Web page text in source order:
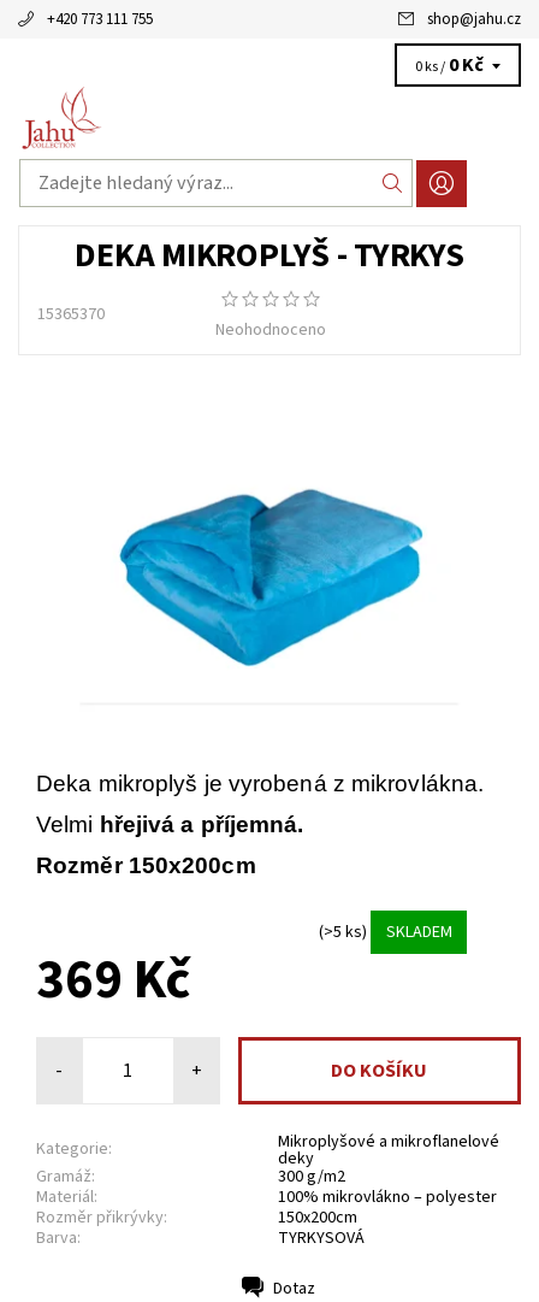
+420 773 111 755 shop@jahu.cz
0 ks / 0 Kč
DEKA MIKROPLYŠ - TYRKYS
15365370
Neohodnoceno
Deka mikroplyš je vyrobená z mikrovlákna.
Velmi hřejivá a příjemná.
Rozměr 150x200cm
(>5 ks) SKLADEM
369 Kč
- +
Kategorie: Mikroplyšové a mikroflanelové
deky
Gramáž:
300 g/m2
Materiál:
100% mikrovlákno – polyester
Rozměr přikrývky:
150x200cm
Barva:
TYRKYSOVÁ
Dotaz